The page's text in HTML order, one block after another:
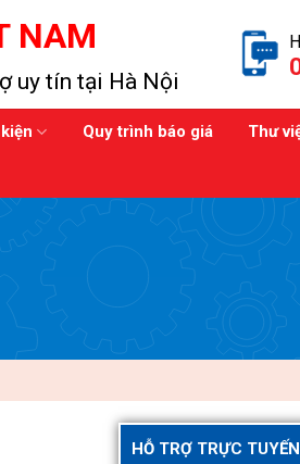
NAM
uy tín tại Hà Nội
Quy trình báo giá Thư
HỖ TRỢ TRỰC TUYẾN